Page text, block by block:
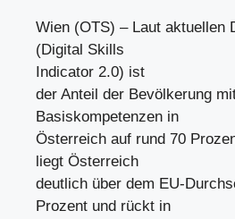
Wien (OTS) – Laut aktuellen
(Digital Skills
Indicator 2.0) ist
der Anteil der Bevölkerung
Basiskompetenzen in
Österreich auf rund 70
liegt Österreich
deutlich über dem EU-
Prozent und rückt in